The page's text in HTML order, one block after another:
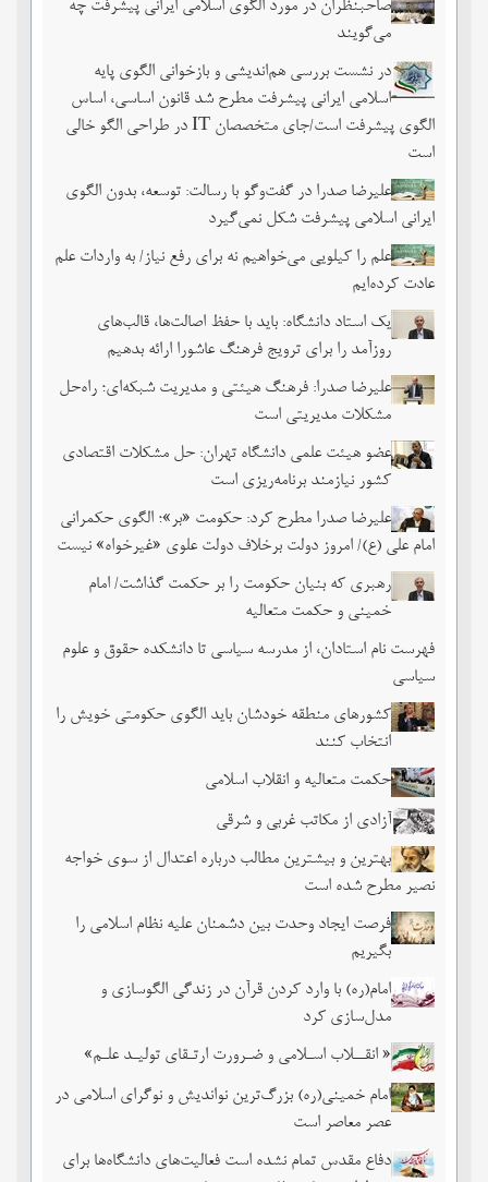
صاحبنظران در مورد الگوی اسلامی ایرانی پیشرفت چه
می‌گویند
در نشست بررسی هم‌اندیشی و بازخوانی الگوی پایه
اسلامی ایرانی پیشرفت مطرح شد قانون اساسی، اساس
الگوی پیشرفت است/جای متخصصان IT در طراحی الگو خالی
است
علیرضا صدرا در گفت‌وگو با رسالت: توسعه، بدون الگوی
ایرانی اسلامی پیشرفت شکل نمی‌گیرد
علم را کیلویی می‌خواهیم نه برای رفع نیاز/ به واردات علم
عادت کرده‌ایم
یک استاد دانشگاه: باید با حفظ اصالت‌ها، قالب‌های
روزآمد را برای ترویج فرهنگ عاشورا ارائه بدهیم
علیرضا صدرا: فرهنگ هیئتی و مدیریت شبکه‌ای؛ راه‌حل
مشکلات مدیریتی است
عضو هیئت علمی دانشگاه تهران: حل مشکلات اقتصادی
کشور نیازمند برنامه‌ریزی است
علیرضا صدرا مطرح کرد: حکومت «بر»؛ الگوی حکمرانی
امام علی (ع)/ امروز دولت برخلاف دولت علوی «غیرخواه» نیست
رهبری که بنیان حکومت را بر حکمت گذاشت/ امام
خمینی و حکمت متعالیه
فهرست نام استادان، از مدرسه سیاسی تا دانشکده حقوق و علوم
سیاسی
کشورهای منطقه خودشان باید الگوی حکومتی خویش را
انتخاب کنند
حکمت متعالیه و انقلاب اسلامی
آزادی از مکاتب غربی و شرقی
بهترین و بیشترین مطالب درباره اعتدال از سوی خواجه
نصیر مطرح شده است
فرصت ایجاد وحدت بین دشمنان علیه نظام اسلامی را
بگیریم
امام(ره) با وارد کردن قرآن در زندگی الگوسازی و
مدل‌سازی کرد
« انقــلاب اسـلامی و ضـرورت ارتـقای تولیـد علـم»
امام خمینی(ره) بزرگ‌ترین نواندیش و نوگرای اسلامی در
عصر معاصر است
دفاع مقدس تمام نشده است فعالیت‌های دانشگاه‌ها برای